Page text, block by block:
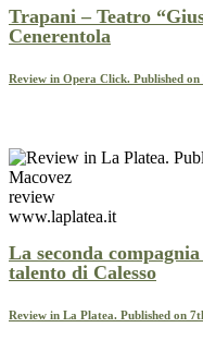
Trapani – Teatro
Cenerentola
Review in Opera Click. Published
review
www.laplatea.it
La seconda
talento di Calesso
Review in La Platea. Published on